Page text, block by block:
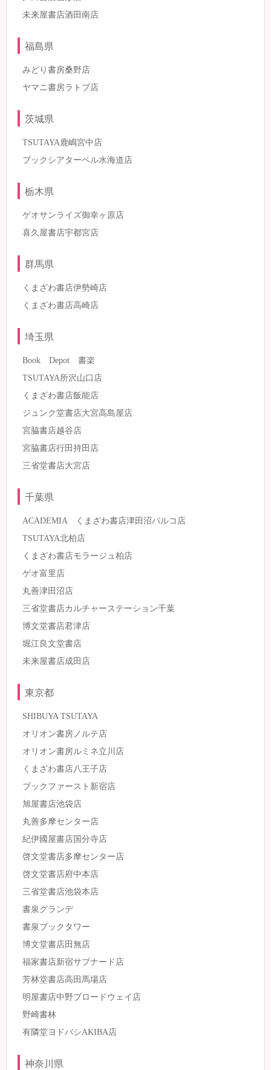
未来屋書店酒田南店
福島県
みどり書房桑野店
ヤマニ書房ラトブ店
茨城県
TSUTAYA鹿嶋宮中店
ブックシアターベル水海道店
栃木県
ゲオサンライズ御幸ヶ原店
喜久屋書店宇都宮店
群馬県
くまざわ書店伊勢崎店
くまざわ書店高崎店
埼玉県
Book Depot 書楽
TSUTAYA所沢山口店
くまざわ書店飯能店
ジュンク堂書店大宮高島屋店
宮脇書店越谷店
宮脇書店行田持田店
三省堂書店大宮店
千葉県
ACADEMIA くまざわ書店津田沼パルコ店
TSUTAYA北柏店
くまざわ書店モラージュ柏店
ゲオ富里店
丸善津田沼店
三省堂書店カルチャーステーション千葉
博文堂書店君津店
堀江良文堂書店
未来屋書店成田店
東京都
SHIBUYA TSUTAYA
オリオン書房ノルテ店
オリオン書房ルミネ立川店
くまざわ書店八王子店
ブックファースト新宿店
旭屋書店池袋店
丸善多摩センター店
紀伊國屋書店国分寺店
啓文堂書店多摩センター店
啓文堂書店府中本店
三省堂書店池袋本店
書泉グランデ
書泉ブックタワー
博文堂書店田無店
福家書店新宿サブナード店
芳林堂書店高田馬場店
明屋書店中野ブロードウェイ店
野崎書林
有隣堂ヨドバシAKIBA店
神奈川県